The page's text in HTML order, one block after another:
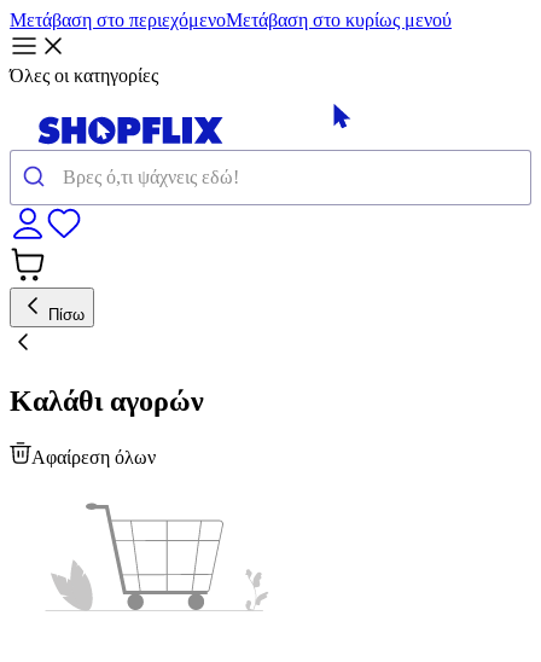
Μετάβαση στο περιεχόμενοΜετάβαση στο κυρίως μενού
Όλες οι κατηγορίες
Πίσω
Καλάθι αγορών
Αφαίρεση όλων